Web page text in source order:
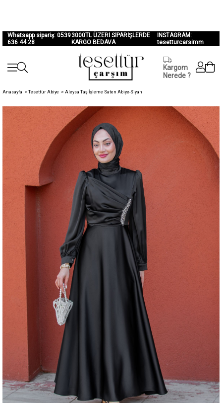
Whatsapp sipariş: 0539
636 44 28
3000TL ÜZERİ SİPARİŞLERDE
KARGO BEDAVA
INSTAGRAM:
tesetturcarsimm
Kargom
Nerede ?
Anasayfa > Tesettür Abiye > Aleysa Taş İşleme Saten Abiye-Siyah